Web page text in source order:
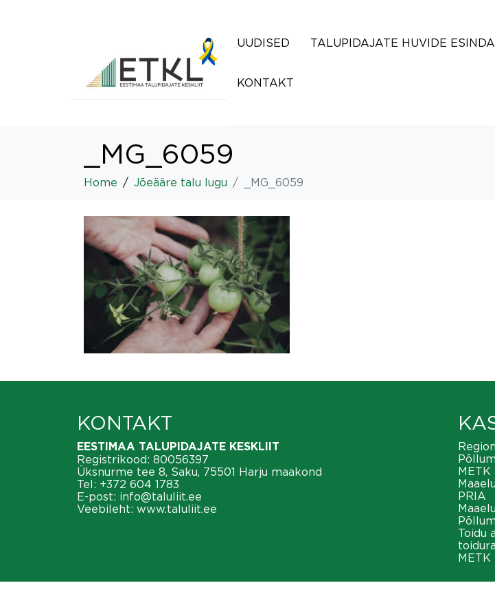
UUDISED TALUPIDAJATE HUVIDE
KONTAKT
_MG_6059
Home Jõeääre talu lugu _MG_6059
KONTAKT
EESTIMAA TALUPIDAJATE KESKLIIT
Registrikood: 80056397
Üksnurme tee 8, Saku, 75501 Harju maakond
Tel: +372 604 1783
E-post: info@taluliit.ee
Veebileht: www.taluliit.ee
METK
PRIA
Toidu